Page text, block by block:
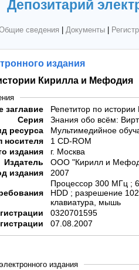
Депозитарий
сведения Документы|
издания
Кирилла и Мефодия
заглавие
Репетитор по
Серия
Знания обо всём:
ресурса
Мультимедийное
носителя
1 CD-ROM
издания
г. Москва
Издатель
ООО "Кирилл и
издания
2007
Процессор 300 МГц ;
HDD ; разрешение
клавиатура, мышь
0320701595
07.08.2007
издания